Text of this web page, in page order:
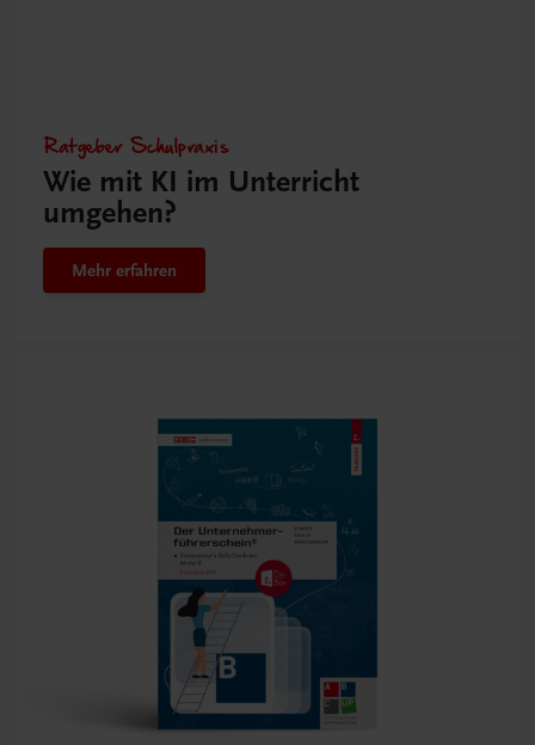
Ratgeber Schulpraxis
Wie mit KI im Unterricht
umgehen?
Mehr erfahren